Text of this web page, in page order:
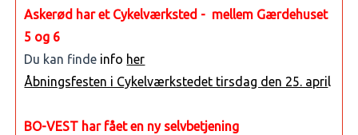
Askerød har et Cykelværksted - mellem Gærdehuset
5 og 6
Du kan finde info her
Åbningsfesten i Cykelværkstedet tirsdag den 25. april
BO-VEST har fået en ny selvbetjening